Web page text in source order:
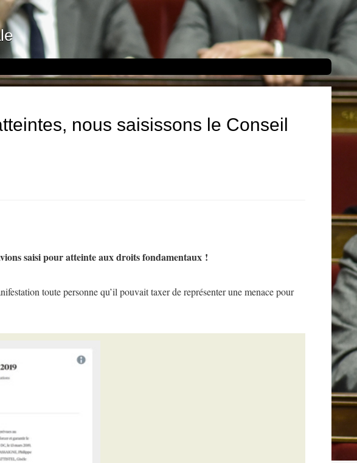
nous saisissons le Conseil
saisi pour atteinte aux droits fondamentaux !
toute personne qu’il pouvait taxer de représenter une menace pour